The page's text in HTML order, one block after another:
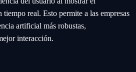
tiempo real. Esto permite a las empresas
artificial más robustas,
interacción.